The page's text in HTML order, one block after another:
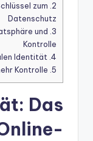
2.
zum
Datenschutz
3.
und
Kontrolle
4.
5.
Das